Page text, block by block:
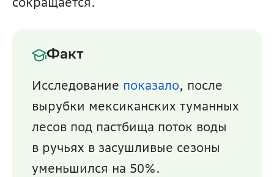
Факт
Исследование показало, после
вырубки мексиканских туманных
лесов под пастбища поток воды
в ручьях в засушливые сезоны
уменьшился на 50%.